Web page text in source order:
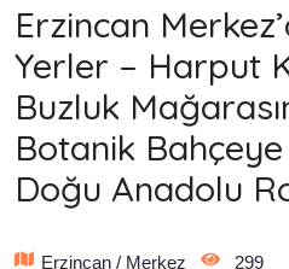
Erzincan
Yerler – Harput
Buzluk
Botanik
Doğu Anadolu
Erzincan / Merkez 299